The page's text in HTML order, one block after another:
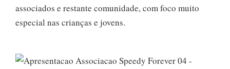
associados e restante comunidade, com foco muito
especial nas crianças e jovens.